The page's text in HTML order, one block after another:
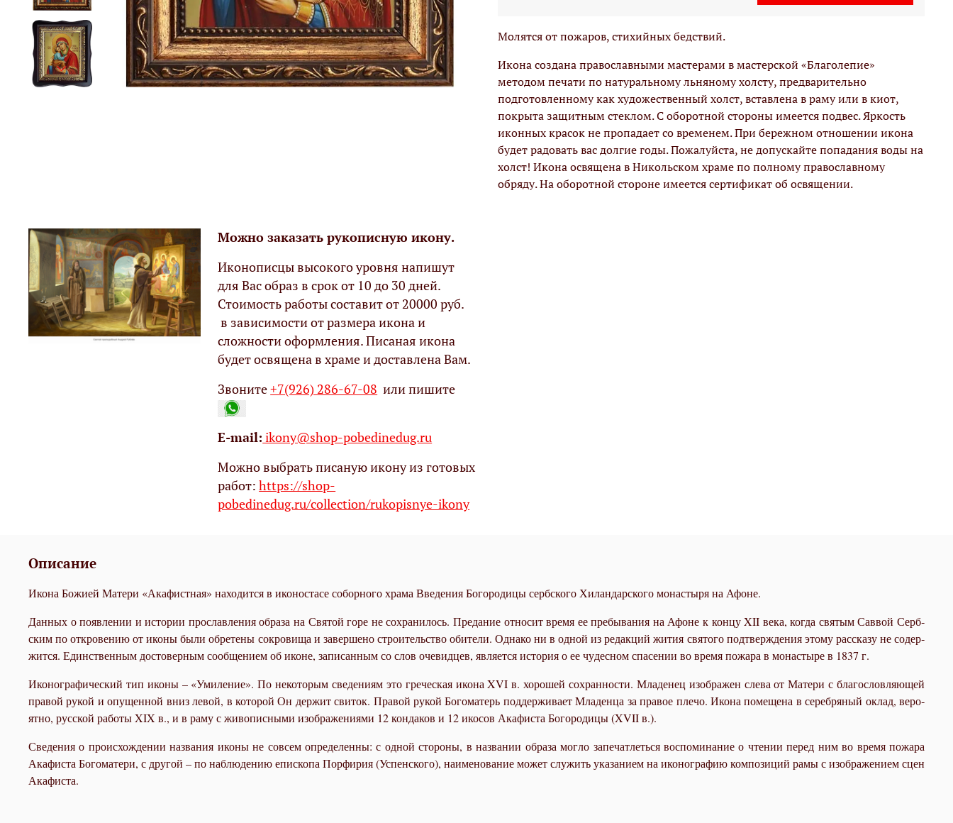
Молятся от пожаров, стихийных бедствий.
Икона создана православными мастерами в мастерской «Благолепие»
методом печати по натуральному льняному холсту, предварительно
подготовленному как художественный холст, вставлена в раму или в киот,
покрыта защитным стеклом. С оборотной стороны имеется подвес. Яркость
иконных красок не пропадает со временем. При бережном отношении икона
будет радовать вас долгие годы. Пожалуйста, не допускайте попадания воды на
холст! Икона освящена в Никольском храме по полному православному
обряду. На оборотной стороне имеется сертификат об освящении.
Можно заказать рукописную икону.
Иконописцы высокого уровня напишут
для Вас образ в срок от 10 до 30 дней.
Стоимость работы составит от 20000 руб.
в зависимости от размера икона и
сложности оформления. Писаная икона
будет освящена в храме и доставлена Вам.
Звоните+7(926) 286-67-08 или пишите
Е-mail: ikony@shop-pobedinedug.ru
Можно выбрать писаную икону из готовых
работ:https://shop-
pobedinedug.ru/collection/rukopisnye-ikony
Описание
Ико­на Бо­жи­ей Ма­те­ри «Ака­фист­ная» на­хо­дит­ся в ико­но­ста­се со­бор­но­го хра­ма Вве­де­ния Бо­го­ро­ди­цы серб­ско­го Хиландар­ско­го мо­на­сты­ря на Афоне.
Дан­ных о по­яв­ле­нии и ис­то­рии про­слав­ле­ния об­ра­за на Свя­той го­ре не со­хра­ни­лось. Преда­ние от­но­сит вре­мя ее пре­бы­ва­ния на Афоне к кон­цу XII ве­ка, ко­гда свя­тым Сав­вой Серб­
ским по от­кро­ве­нию от ико­ны бы­ли об­ре­те­ны со­кро­ви­ща и за­вер­ше­но стро­и­тель­ство оби­те­ли. Од­на­ко ни в од­ной из ре­дак­ций жи­тия свя­то­го под­твер­жде­ния это­му рас­ска­зу не со­дер­
жит­ся. Един­ствен­ным до­сто­вер­ным со­об­ще­ни­ем об иконе, за­пи­сан­ным со слов очевид­цев, яв­ля­ет­ся ис­то­рия о ее чу­дес­ном спа­се­нии во вре­мя по­жа­ра в мо­на­сты­ре в 1837 г.
Ико­но­гра­фи­че­ский тип ико­ны – «Уми­ле­ние». По неко­то­рым све­де­ни­ям это гре­че­ская икона XVI в. хо­ро­шей со­хран­но­сти. Мла­де­нец изо­бра­жен сле­ва от Ма­те­ри с благословляющей
пра­вой ру­кой и опу­щен­ной вниз ле­вой, в ко­то­рой Он дер­жит сви­ток. Пра­вой ру­кой Бо­го­ма­терь под­дер­жи­ва­ет Мла­ден­ца за пра­вое пле­чо. Ико­на по­ме­ще­на в сереб­ря­ный оклад, ве­ро­
ят­но, рус­ской ра­бо­ты XIX в., и в ра­му с жи­во­пис­ны­ми изображениями 12 конда­ков и 12 ико­сов Ака­фи­ста Бо­го­ро­ди­цы (XVII в.).
Све­де­ния о про­ис­хож­де­нии на­зва­ния ико­ны не со­всем опре­де­лен­ны: с од­ной сто­ро­ны, в назва­нии об­ра­за мог­ло за­пе­чат­леть­ся вос­по­ми­на­ние о чте­нии пе­ред ним во вре­мя по­жа­ра
Ака­фи­ста Бо­го­ма­те­ри, с дру­гой – по на­блю­де­нию епи­ско­па Пор­фи­рия (Успен­ско­го), наимено­ва­ние мо­жет слу­жить ука­за­ни­ем на ико­но­гра­фию ком­по­зи­ций ра­мы с изображением сцен
Ака­фи­ста.